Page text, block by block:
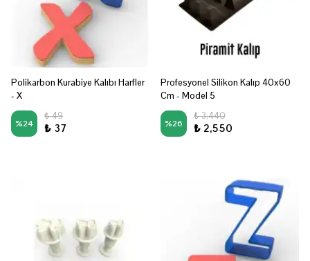
Polikarbon Kurabiye Kalıbı Harfler
- X
%24
₺ 49
₺ 37
Profesyonel Silikon Kalıp 40x60
Cm - Model 5
%26
₺ 3,440
₺ 2,550